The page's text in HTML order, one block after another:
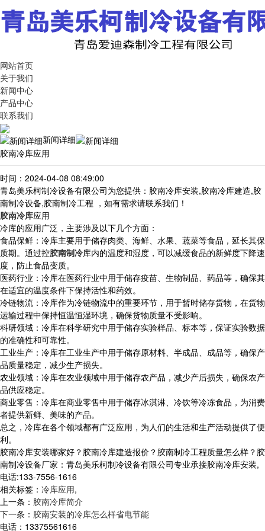
网站首页
关于我们
新闻中心
产品中心
联系我们
新闻详细
胶南冷库应用
时间：2024-04-08 08:49:00
青岛美乐柯制冷设备有限公司为您提供：胶南冷库安装,胶南冷库建造,胶
南制冷设备,胶南制冷工程 ，如有需求请联系我们！
胶南冷库应用
冷库的应用广泛，主要涉及以下几个方面：
食品保鲜：冷库主要用于储存肉类、海鲜、水果、蔬菜等食品，延长其保
质期。通过控胶南制冷库内的温度和湿度，可以减缓食品的新鲜度下降速
度，防止食品变质。
医药行业：冷库在医药行业中用于储存疫苗、生物制品、药品等，确保其
在适宜的温度条件下保持活性和药效。
冷链物流：冷库作为冷链物流中的重要环节，用于暂时储存货物，在货物
运输过程中保持恒温恒湿环境，确保货物质量不受影响。
科研领域：冷库在科学研究中用于储存实验样品、标本等，保证实验数据
的准确性和可靠性。
工业生产：冷库在工业生产中用于储存原材料、半成品、成品等，确保产
品质量稳定，减少生产损失。
农业领域：冷库在农业领域中用于储存农产品，减少产后损失，确保农产
品供应稳定。
商业零售：冷库在商业零售中用于储存冰淇淋、冷饮等冷冻食品，为消费
者提供新鲜、美味的产品。
总之，冷库在各个领域都有广泛应用，为人们的生活和生产活动提供了便
利。
胶南冷库安装哪家好？胶南冷库建造报价？胶南制冷工程质量怎么样？胶
南制冷设备厂家：青岛美乐柯制冷设备有限公司专业承接胶南冷库安装,
电话:133-7556-1616
相关标签： 冷库应用,
上一条： 胶南冷库简介
下一条： 胶南安装的冷库怎么样省电节能
电话：13375561616